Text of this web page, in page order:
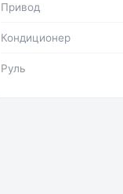
Привод
Кондиционер
Руль